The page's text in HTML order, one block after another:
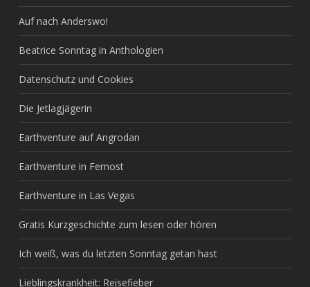
Auf nach Anderswo!
Beatrice Sonntag in Anthologien
Datenschutz und Cookies
Die Jetlagjägerin
Earthventure auf Angrodan
Earthventure in Fernost
Earthventure in Las Vegas
Gratis Kurzgeschichte zum lesen oder hören
Ich weiß, was du letzten Sonntag getan hast
Lieblingskrankheit: Reisefieber